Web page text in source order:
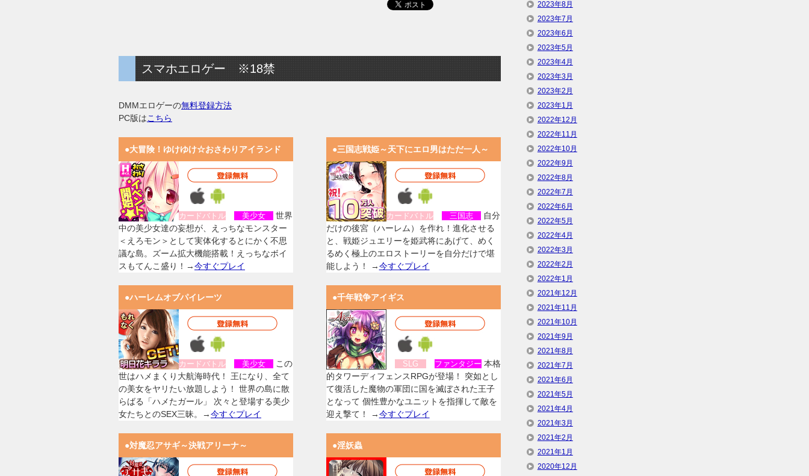
スマホエロゲー ※18禁
DMMエロゲーの無料登録方法
PC版はこちら
●大冒険！ゆけゆけ☆おさわりアイランド
カードバトル 美少女
世界
中の美少女達の妄想が、えっちなモンスター
＜えろモン＞として実体化するとにかく不思
議な島。ズーム拡大機能搭載！えっちなボイ
スもてんこ盛り！→今すぐプレイ
●三国志戦姫～天下にエロ男はただ一人～
カードバトル 三国志
自分
だけの後宮（ハーレム）を作れ！進化させる
と、戦姫ジュエリーを姫武将にあげて、めく
るめく極上のエロストーリーを自分だけで堪
能しよう！ →今すぐプレイ
●ハーレムオブパイレーツ
カードバトル 美少女
この
世はハメまくり大航海時代！ 王になり、全て
の美女をヤリたい放題しよう！ 世界の島に散
らばる「ハメたガール」 次々と登場する美少
女たちとのSEX三昧。→今すぐプレイ
●千年戦争アイギス
SLG ファンタジー 本格
的タワーディフェンスRPGが登場！ 突如とし
て復活した魔物の軍団に国を滅ぼされた王子
となって 個性豊かなユニットを指揮して敵を
迎え撃て！ →今すぐプレイ
●対魔忍アサギ～決戦アリーナ～ ●淫妖蟲
2023年8月
2023年7月
2023年6月
2023年5月
2023年4月
2023年3月
2023年2月
2023年1月
2022年12月
2022年11月
2022年10月
2022年9月
2022年8月
2022年7月
2022年6月
2022年5月
2022年4月
2022年3月
2022年2月
2022年1月
2021年12月
2021年11月
2021年10月
2021年9月
2021年8月
2021年7月
2021年6月
2021年5月
2021年4月
2021年3月
2021年2月
2021年1月
2020年12月